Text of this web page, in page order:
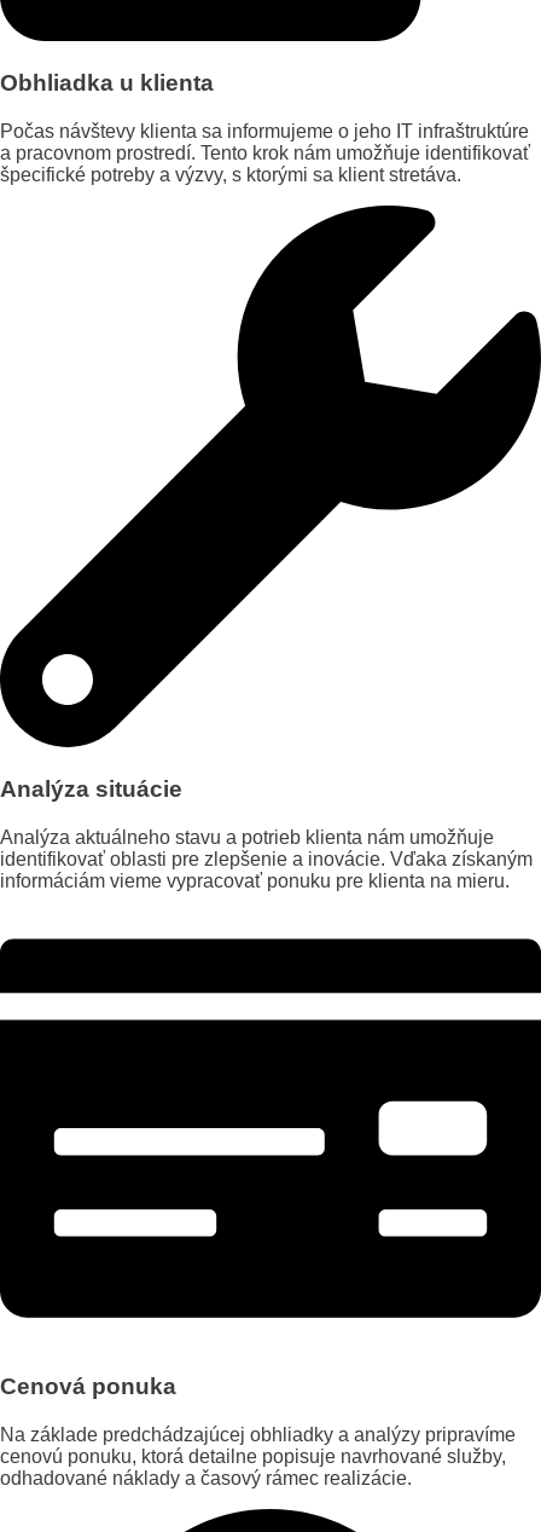
Obhliadka u klienta
Počas návštevy klienta sa informujeme o jeho IT infraštruktúre
a pracovnom prostredí. Tento krok nám umožňuje identifikovať
špecifické potreby a výzvy, s ktorými sa klient stretáva.
Analýza situácie
Analýza aktuálneho stavu a potrieb klienta nám umožňuje
identifikovať oblasti pre zlepšenie a inovácie. Vďaka získaným
informáciám vieme vypracovať ponuku pre klienta na mieru.
Cenová ponuka
Na základe predchádzajúcej obhliadky a analýzy pripravíme
cenovú ponuku, ktorá detailne popisuje navrhované služby,
odhadované náklady a časový rámec realizácie.